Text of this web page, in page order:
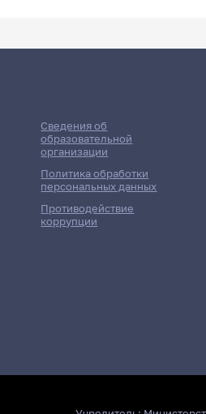
Сведения об
образовательной
организации
Политика обработки
персональных данных
Противодействие
коррупции